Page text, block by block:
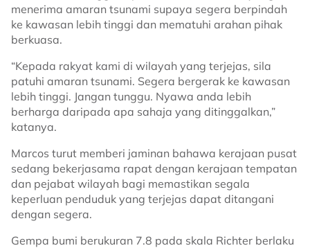
menerima amaran tsunami supaya segera berpindah
ke kawasan lebih tinggi dan mematuhi arahan pihak
berkuasa.
“Kepada rakyat kami di wilayah yang terjejas, sila
patuhi amaran tsunami. Segera bergerak ke kawasan
lebih tinggi. Jangan tunggu. Nyawa anda lebih
berharga daripada apa sahaja yang ditinggalkan,”
katanya.
Marcos turut memberi jaminan bahawa kerajaan pusat
sedang bekerjasama rapat dengan kerajaan tempatan
dan pejabat wilayah bagi memastikan segala
keperluan penduduk yang terjejas dapat ditangani
dengan segera.
Gempa bumi berukuran 7.8 pada skala Richter berlaku